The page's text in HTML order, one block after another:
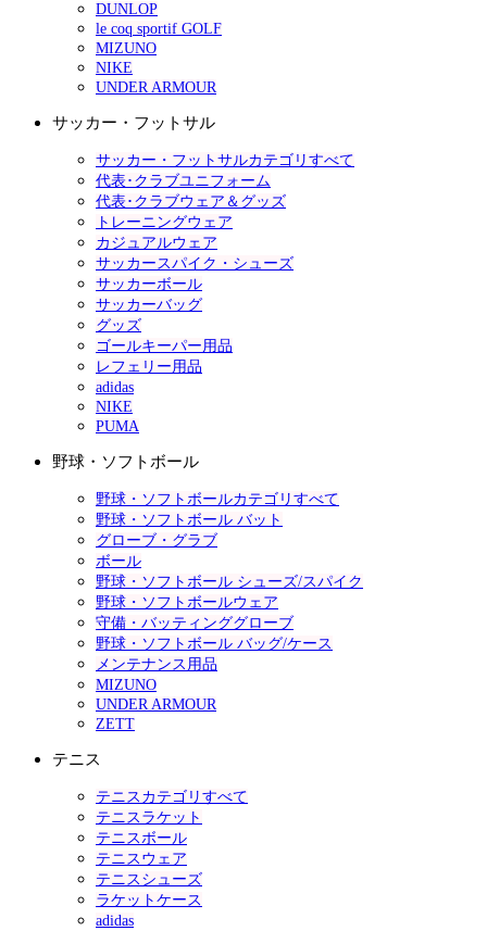
DUNLOP
le coq sportif GOLF
MIZUNO
NIKE
UNDER ARMOUR
サッカー・フットサル
サッカー・フットサルカテゴリすべて
代表･クラブユニフォーム
代表･クラブウェア＆グッズ
トレーニングウェア
カジュアルウェア
サッカースパイク・シューズ
サッカーボール
サッカーバッグ
グッズ
ゴールキーパー用品
レフェリー用品
adidas
NIKE
PUMA
野球・ソフトボール
野球・ソフトボールカテゴリすべて
野球・ソフトボール バット
グローブ・グラブ
ボール
野球・ソフトボール シューズ/スパイク
野球・ソフトボールウェア
守備・バッティンググローブ
野球・ソフトボール バッグ/ケース
メンテナンス用品
MIZUNO
UNDER ARMOUR
ZETT
テニス
テニスカテゴリすべて
テニスラケット
テニスボール
テニスウェア
テニスシューズ
ラケットケース
adidas